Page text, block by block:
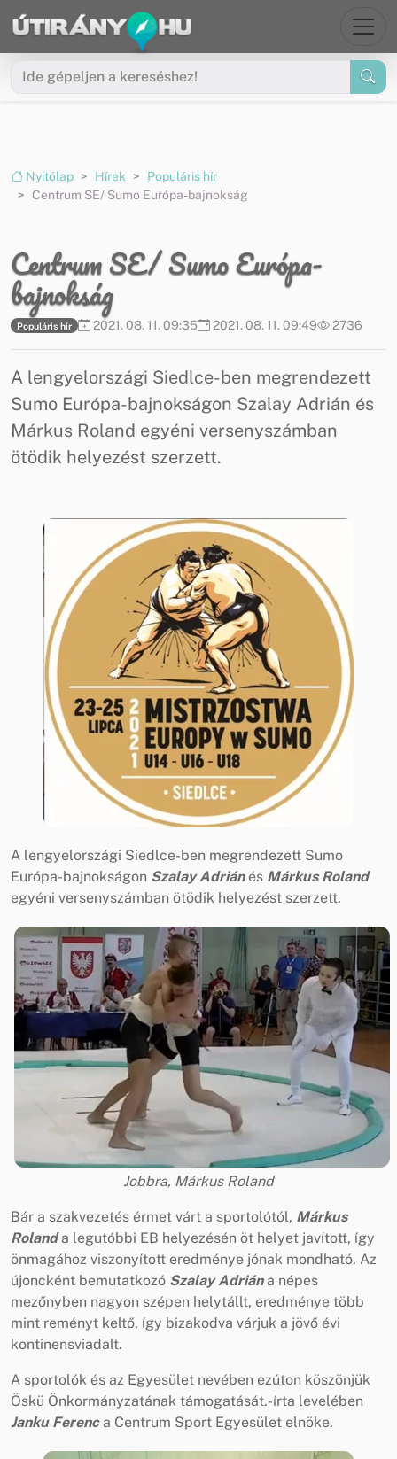
Ugrás a menüre
Ugrás a tartalomra
Nyitólap Hírek
Populáris hír
Centrum SE/ Sumo Európa-bajnokság
Centrum SE/ Sumo Európa-
bajnokság
Populáris hír 2021. 08. 11. 09:35 2021. 08. 11. 09:49 2736
A lengyelországi Siedlce-ben megrendezett
Sumo Európa-bajnokságon Szalay Adrián és
Márkus Roland egyéni versenyszámban
ötödik helyezést szerzett.
A lengyelországi Siedlce-ben megrendezett Sumo
Európa-bajnokságon Szalay Adriánés Márkus Roland
egyéni versenyszámban ötödik helyezést szerzett.
Jobbra, Márkus Roland
Bár a szakvezetés érmet várt a sportolótól, Márkus
Rolanda legutóbbi EB helyezésén öt helyet javított, így
önmagához viszonyított eredménye jónak mondható. Az
újoncként bemutatkozó Szalay Adriána népes
mezőnyben nagyon szépen helytállt, eredménye több
mint reményt keltő, így bizakodva várjuk a jövő évi
kontinensviadalt.
A sportolók és az Egyesület nevében ezúton köszönjük
Öskü Önkormányzatának támogatását.-írta levelében
Janku Ferenca Centrum Sport Egyesület elnöke.